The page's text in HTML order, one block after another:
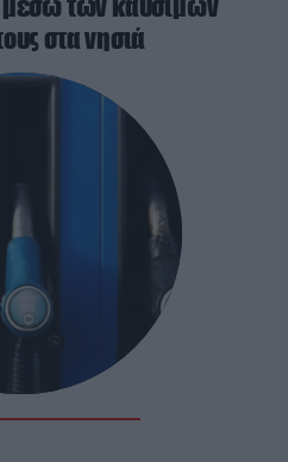
των καυσίμων
στα νησιά